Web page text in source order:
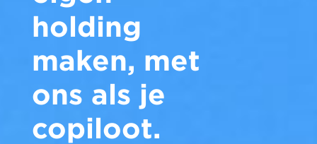
holding
maken, met
ons als je
copiloot.